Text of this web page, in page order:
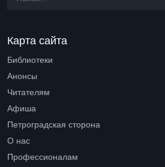
Карта сайта
Библиотеки
Анонсы
Читателям
Афиша
Петроградская сторона
О нас
Профессионалам